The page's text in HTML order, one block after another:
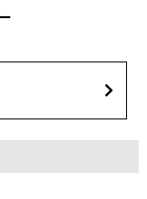
た、稀に貧血、細菌感
硬結、瘢痕化、色素沈
込)